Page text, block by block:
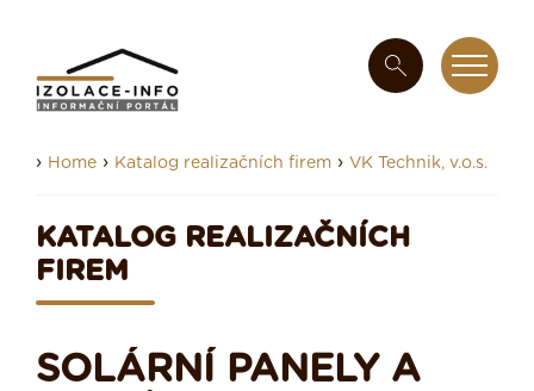
› Home › Katalog realizačních firem › VK Technik, v.o.s.
KATALOG REALIZAČNÍCH
FIREM
SOLÁRNÍ PANELY A